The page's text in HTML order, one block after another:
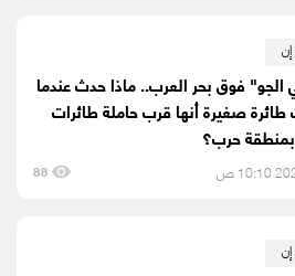
الجو" فوق بحر العرب.. ماذا حدث عندما
صغيرة أنها قرب حاملة طائرات
بمنطقة حرب؟
ص 88